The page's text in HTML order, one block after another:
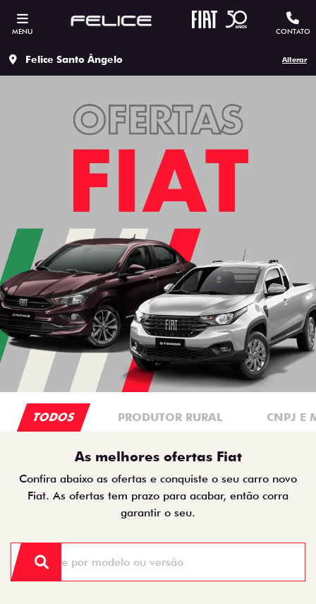
MENU CONTATO
Felice Santo Ângelo Alterar
TODOS PRODUTOR RURAL CNPJ E
As melhores ofertas Fiat
Confira abaixo as ofertas e conquiste o seu carro novo
Fiat. As ofertas tem prazo para acabar, então corra
garantir o seu.